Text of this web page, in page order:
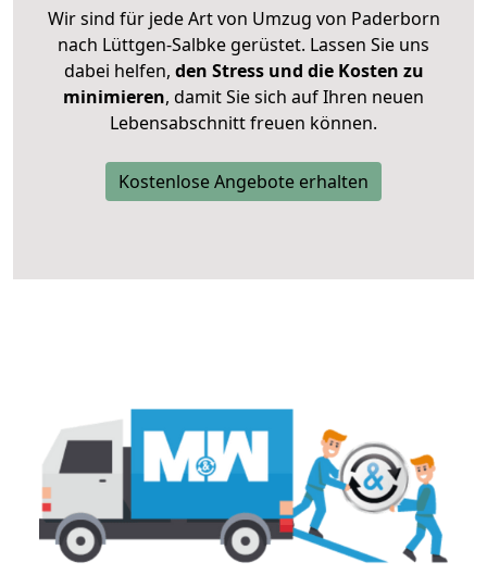
Wir sind für jede Art von Umzug von Paderborn
nach Lüttgen-Salbke gerüstet. Lassen Sie uns
dabei helfen, den Stress und die Kosten zu
minimieren, damit Sie sich auf Ihren neuen
Lebensabschnitt freuen können.
Kostenlose Angebote erhalten